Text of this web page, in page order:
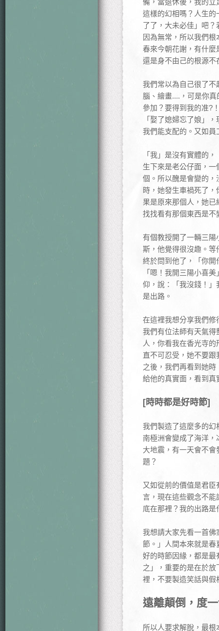
備，當退休後，我的
這樣的幻相嗎？人生
了了，大未必佳」吧
因為無常，所以我們
春來今朝花謝，有什
還是身不由己的根源不
我們常以為自己很了
腦、繪畫....，可是你
參加？要得到我的准?
「娶了媳婦忘了娘」
我們能支配的。又如
「我」是沒有實體的
生下來是老公仔面，
個。所以醜是會變的
時，她發生車禍死了
果是原來那個人，她
找找看有那個東西是不
有個教授開了一輛三
斯，他覺得很沒趣。
終於問到他了，「你
「嗯！我開三陽小喜
仰，說：「我沒錢！
是出路。
在這裡我想分享我們
我們有位法師有天氣
人，你看我在香光寺
直不可忍受，她不要
之後，我們再看到她
給他的真實面，看到
[時時都是好時節]
我們製造了這麼多的
南極洲會變成了海洋
大地震，有一天會不
題？
又如從前的價值是君
言，現在這些觀念不
底在那裡？我的出路是
我想請大家先看一首
節。」人間本來就是
好的時節因緣，都是
之」，重要的是在於
裡，不要製造笑話與假
遠離顛倒，度
所以人要求解脫，最